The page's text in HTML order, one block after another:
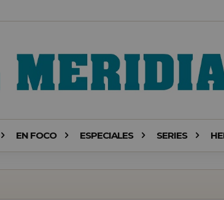
EN FOCO ESPECIALES SERIES